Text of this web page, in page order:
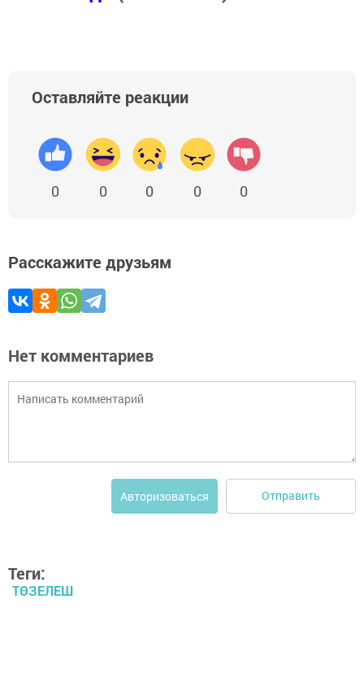
Оставляйте реакции
0 0 0 0 0
Расскажите друзьям
Нет комментариев
Авторизоваться Отправить
Теги:
ТӨЗЕЛЕШ